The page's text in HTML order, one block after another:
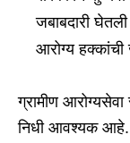
जबाबदारी
आरोग्य
ग्रामीण
निधी आवश्यक आहे.